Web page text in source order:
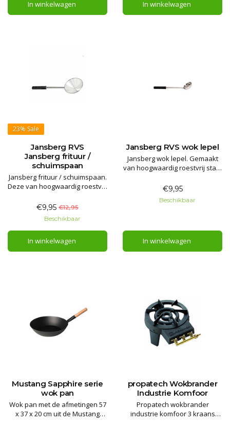
In winkelwagen In winkelwagen
23% Sale
Jansberg RVS
Jansberg frituur /
schuimspaan
Jansberg frituur / schuimspaan.
Deze van hoogwaardig roestvrij
onmisbaar bij het koken /
frituren.
€9,95 €12,95
Beschikbaar
In winkelwagen
Jansberg RVS wok lepel
Jansberg wok lepel. Gemaakt
van hoogwaardig roestvrij staal
wokken!
€9,95
Beschikbaar
In winkelwagen
Mustang Sapphire serie
wok pan
Wok pan met de afmetingen 57
x 37 x 20 cm uit de Mustang
propatech Wokbrander
Industrie Komfoor
Propatech wokbrander
industrie komfoor 3 kraans